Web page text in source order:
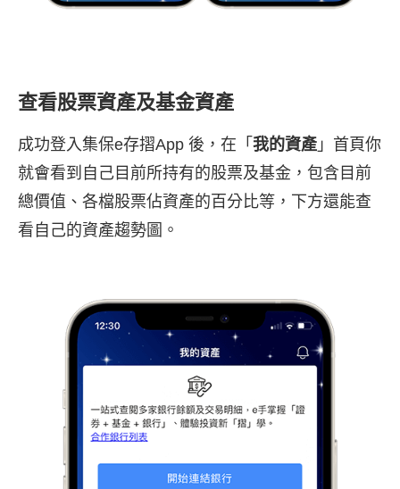
查看股票資產及基金資產
成功登入集保e存摺App 後，在「 我的資產 」首頁你
就會看到自己目前所持有的股票及基金，包含目前
總價值、各檔股票佔資產的百分比等，下方還能查
看自己的資產趨勢圖。